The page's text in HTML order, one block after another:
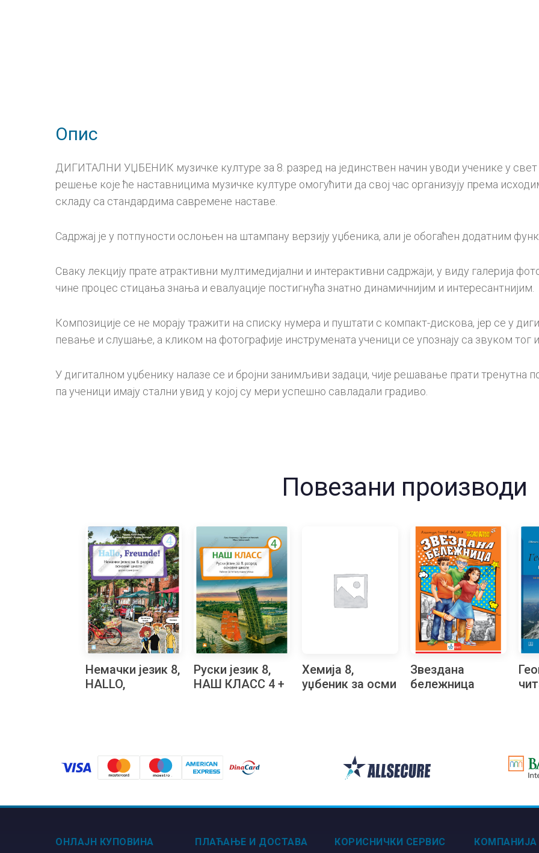
Опис
ДИГИТАЛНИ УЏБЕНИК музичке културе за 8. разред на јединствен начин уводи ученике у
решење које ће наставницима музичке културе омогућити да свој час организују према
складу са стандардима савремене наставе.
Садржај је у потпуности ослоњен на штампану верзију уџбеника, али је обогаћен додатним
Сваку лекцију прате атрактивни мултимедијални и интерактивни садржаји, у виду галерија
чине процес стицања знања и евалуације постигнућа знатно динамичнијим и интересантнијим.
Композиције се не морају тражити на списку нумера и пуштати с компакт-дискова, јер се у
певање и слушање, а кликом на фотографије инструмената ученици се упознају са звуком тог
У дигиталном уџбенику налазе се и бројни занимљиви задаци, чије решавање прати тренутна
па ученици имају стални увид у којој су мери успешно савладали градиво.
Повезани производи
Немачки језик 8,
HALLO,
за осми разред
Руски језик 8,
НАШ КЛАСС 4 +
Хемија 8,
уџбеник за осми
Звездана
бележница
ОНЛАЈН КУПОВИНА ПЛАЋАЊЕ И ДОСТАВА КОРИСНИЧКИ СЕРВИС КОМПАНИЈА